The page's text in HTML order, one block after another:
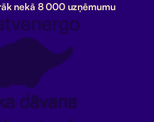
nekā 8 000 uzņēmumu